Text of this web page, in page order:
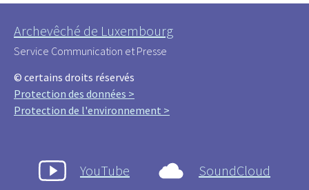
Archevêché de Luxembourg
Service Communication et Presse
© certains droits réservés
Protection des données >
Protection de l'environnement >
YouTube SoundCloud